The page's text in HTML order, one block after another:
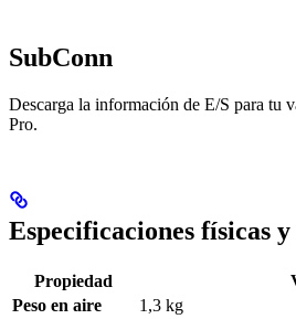
SubConn
Descarga la información de E/S para tu
Pro.
Especificaciones físicas
Propiedad
Peso en aire
1,3 kg